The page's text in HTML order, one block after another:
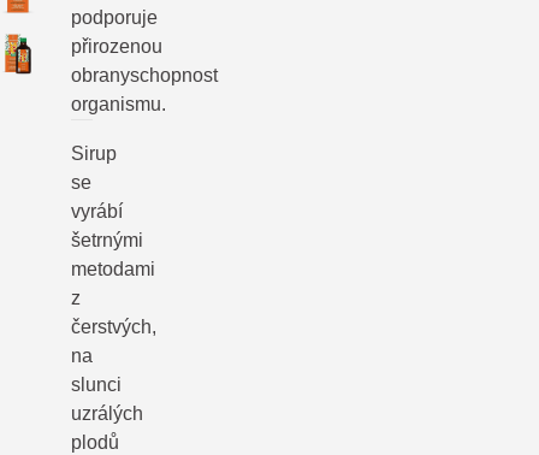
podporuje
přirozenou
obranyschopnost
organismu.
Sirup
se
vyrábí
šetrnými
metodami
z
čerstvých,
na
slunci
uzrálých
plodů